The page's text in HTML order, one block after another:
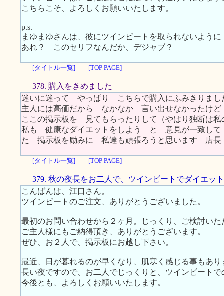
こちらこそ、よろしくお願いいたします。
p.s.
まゆまゆさんは、彼にツインビートを取られないように
あれ？ このセリフなんだか、デジャブ？
[タイトル一覧] [TOP PAGE]
378. 購入をきめました
迷いに迷って やっぱり こちらで購入にふみきりまし
主人には高価だから なかなか 言い出せなかったけど
ここの掲示板を 見てもらったりして（やはり独断は
私も 健康なダイエットをしよう と 意見が一致して
た 掲示板を励みに 私達も頑張ろうと思います 店
[タイトル一覧] [TOP PAGE]
379. 秋の夜長をお二人で、ツインビートでダイエット
こんばんは、江口さん。
ツインビートのご注文、ありがとうございました。
最初のお問い合わせから２ヶ月。じっくり、ご検討い
ご主人様にもご納得頂き、ありがとうございます。
ぜひ、お２人で、掲示板にお越し下さい。
最近、日が暮れるのが早くなり、肌寒く感じる事もあり
長い夜ですので、お二人でじっくりと、ツインビート
今後とも、よろしくお願いいたします。